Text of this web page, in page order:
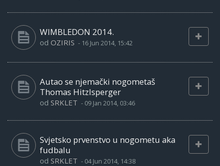
WIMBLEDON 2014.
od OZIRIS - 16 Jun 2014, 15:42
Autao se njemački nogometaš
Thomas Hitzlsperger
od SRKLET - 09 Jan 2014, 03:46
Svjetsko prvenstvo u nogometu aka
fudbalu
od SRKLET - 04 Jun 2014, 14:38